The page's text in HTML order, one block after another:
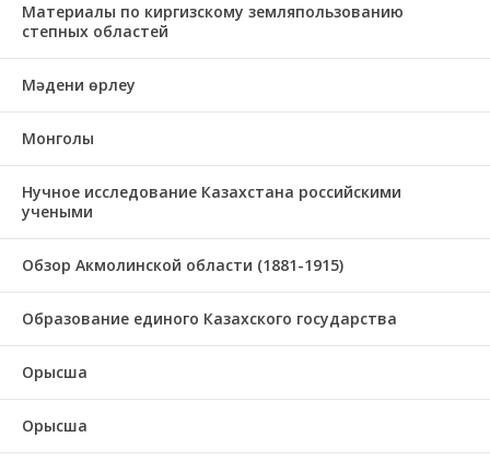
Материалы по киргизскому земляпользованию
степных областей
Мәдени өрлеу
Монголы
Нучное исследование Казахстана российскими
учеными
Обзор Акмолинской области (1881-1915)
Образование единого Казахского государства
Орысша
Орысша